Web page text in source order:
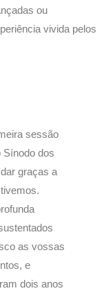
ou
vivida pelos
sessão
Sínodo dos
graças a
as vossas
e
dois anos